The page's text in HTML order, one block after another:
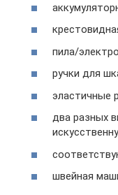
пила/
ручки для
эластичные
два разных
швейная